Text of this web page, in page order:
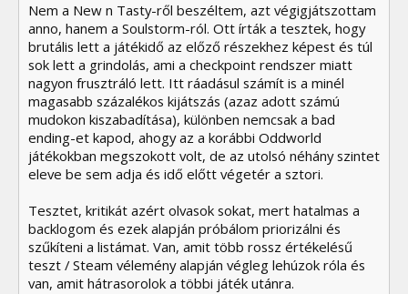
Nem a New n Tasty-ről beszéltem, azt végigjátszottam
anno, hanem a Soulstorm-ról. Ott írták a tesztek, hogy
brutális lett a játékidő az előző részekhez képest és túl
sok lett a grindolás, ami a checkpoint rendszer miatt
nagyon frusztráló lett. Itt ráadásul számít is a minél
magasabb százalékos kijátszás (azaz adott számú
mudokon kiszabadítása), különben nemcsak a bad
ending-et kapod, ahogy az a korábbi Oddworld
játékokban megszokott volt, de az utolsó néhány szintet
eleve be sem adja és idő előtt végetér a sztori.
Tesztet, kritikát azért olvasok sokat, mert hatalmas a
backlogom és ezek alapján próbálom priorizálni és
szűkíteni a listámat. Van, amit több rossz értékelésű
teszt / Steam vélemény alapján végleg lehúzok róla és
van, amit hátrasorolok a többi játék utánra.